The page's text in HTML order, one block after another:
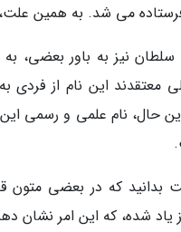
می شد. به همین
نیز به باور بعضی،
معتقدند این نام از
حال، نام علمی و رسمی
که در بعضی متون
یاد شده، که این امر نشان